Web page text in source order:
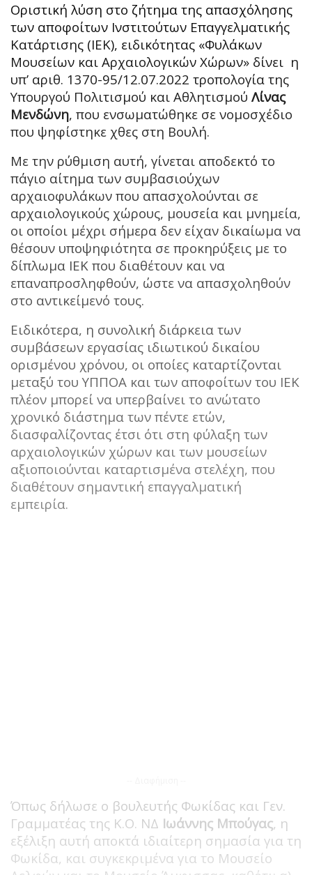
Οριστική λύση στο ζήτημα της απασχόλησης
των αποφοίτων Ινστιτούτων Επαγγελματικής
Κατάρτισης (ΙΕΚ), ειδικότητας «Φυλάκων
Μουσείων και Αρχαιολογικών Χώρων» δίνει η
υπ’ αριθ. 1370-95/12.07.2022 τροπολογία της
Υπουργού Πολιτισμού και Αθλητισμού Λίνας
Μενδώνη, που ενσωματώθηκε σε νομοσχέδιο
που ψηφίστηκε χθες στη Βουλή.
Με την ρύθμιση αυτή, γίνεται αποδεκτό το
πάγιο αίτημα των συμβασιούχων
αρχαιοφυλάκων που απασχολούνται σε
αρχαιολογικούς χώρους, μουσεία και μνημεία,
οι οποίοι μέχρι σήμερα δεν είχαν δικαίωμα να
θέσουν υποψηφιότητα σε προκηρύξεις με το
δίπλωμα ΙΕΚ που διαθέτουν και να
επαναπροσληφθούν, ώστε να απασχοληθούν
στο αντικείμενό τους.
Ειδικότερα, η συνολική διάρκεια των
συμβάσεων εργασίας ιδιωτικού δικαίου
ορισμένου χρόνου, οι οποίες καταρτίζονται
μεταξύ του ΥΠΠΟΑ και των αποφοίτων του ΙΕΚ
πλέον μπορεί να υπερβαίνει το ανώτατο
χρονικό διάστημα των πέντε ετών,
διασφαλίζοντας έτσι ότι στη φύλαξη των
αρχαιολογικών χώρων και των μουσείων
αξιοποιούνται καταρτισμένα στελέχη, που
διαθέτουν σημαντική επαγγαλματική
εμπειρία.
Όπως δήλωσε ο βουλευτής Φωκίδας και Γεν.
Γραμματέας της Κ.Ο. ΝΔ Ιωάννης Μπούγας, η
εξέλιξη αυτή αποκτά ιδιαίτερη σημασία για τη
Φωκίδα, και συγκεκριμένα για το Μουσείο